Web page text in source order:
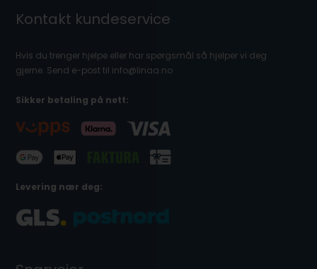
Kontakt kundeservice
Hvis du trenger hjelpe eller har spørgsmål så hjelper vi deg
gjerne. Send e-post til info@linaa.no
Sikker betaling på nett:
Levering nær deg: